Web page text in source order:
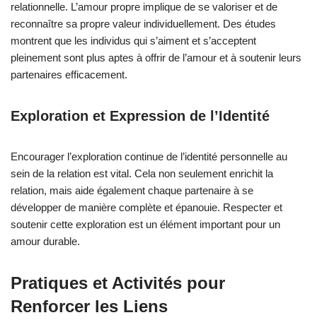
relationnelle. L’amour propre implique de se valoriser et de
reconnaître sa propre valeur individuellement. Des études
montrent que les individus qui s’aiment et s’acceptent
pleinement sont plus aptes à offrir de l’amour et à soutenir leurs
partenaires efficacement.
Exploration et Expression de l’Identité
Encourager l’exploration continue de l’identité personnelle au
sein de la relation est vital. Cela non seulement enrichit la
relation, mais aide également chaque partenaire à se
développer de manière complète et épanouie. Respecter et
soutenir cette exploration est un élément important pour un
amour durable.
Pratiques et Activités pour
Renforcer les Liens